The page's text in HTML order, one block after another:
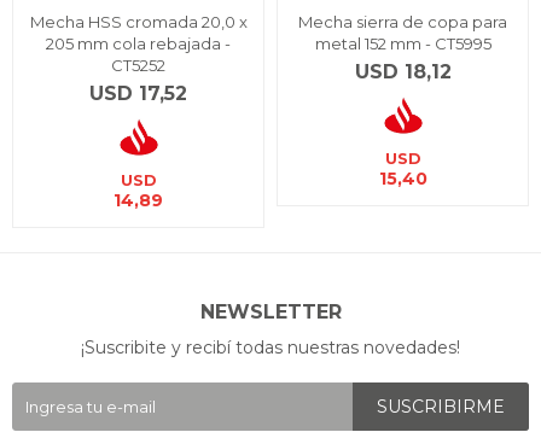
Mecha HSS cromada 20,0 x
205 mm cola rebajada -
CT5252
USD 17,52
USD
14,89
Mecha sierra de copa para
metal 152 mm - CT5995
USD 18,12
USD
15,40
NEWSLETTER
¡Suscribite y recibí todas nuestras novedades!
SUSCRIBIRME